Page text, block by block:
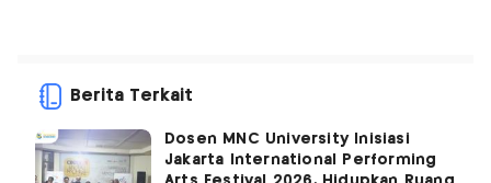
Berita Terkait
Dosen MNC University Inisiasi
Jakarta International Performing